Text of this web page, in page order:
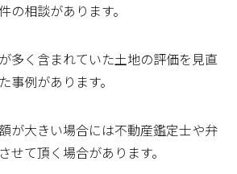
の相談があります。
多く含まれていた土地の評価を見直
事例があります。
が大きい場合には不動産鑑定士や弁
せて頂く場合があります。